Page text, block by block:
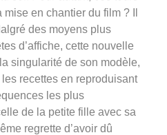
en chantier du film ? Il
des moyens plus
d’affiche, cette nouvelle
singularité de son modèle,
les recettes en reproduisant
les plus
de la petite fille avec sa
regrette d’avoir dû